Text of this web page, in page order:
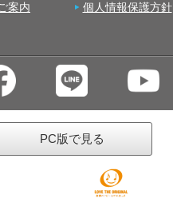
案内 個人情報保護方針
PC版で見る